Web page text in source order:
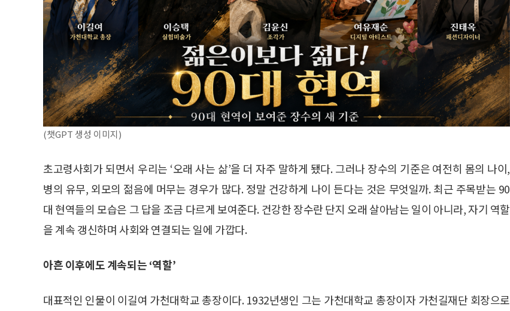
(챗GPT 생성 이미지)
초고령사회가 되면서 우리는 ‘오래 사는 삶’을 더 자주 말하게 됐다. 그러나 장수의 기준은 여전히 몸의 나이,
병의 유무, 외모의 젊음에 머무는 경우가 많다. 정말 건강하게 나이 든다는 것은 무엇일까. 최근 주목받는 90
대 현역들의 모습은 그 답을 조금 다르게 보여준다. 건강한 장수란 단지 오래 살아남는 일이 아니라, 자기 역할
을 계속 갱신하며 사회와 연결되는 일에 가깝다.
아흔 이후에도 계속되는 ‘역할’
대표적인 인물이 이길여 가천대학교 총장이다. 1932년생인 그는 가천대학교 총장이자 가천길재단 회장으로